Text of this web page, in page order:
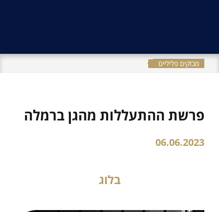
מבזקים פליליים
בלוג
פרשת ההתעללות מהגן ברמלה
06.06.2023